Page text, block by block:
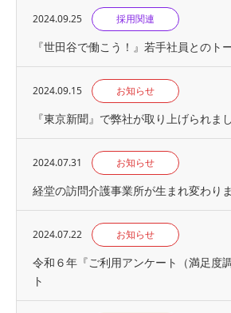
2024.09.25 採用関連
『世⽥⾕で働こう！』若手社員とのト
2024.09.15 お知らせ
『東京新聞』で弊社が取り上げられま
2024.07.31 お知らせ
経堂の訪問介護事業所が生まれ変わり
2024.07.22 お知らせ
令和６年『ご利用アンケート（満足度
ト